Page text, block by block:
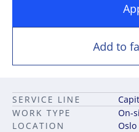
Add to
SERVICE LINE
LOCATION Oslo
WORK TYPE On-